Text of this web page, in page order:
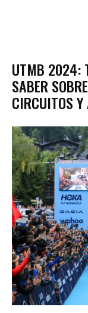
UTMB 2024:
SABER
CIRCUITOS Y